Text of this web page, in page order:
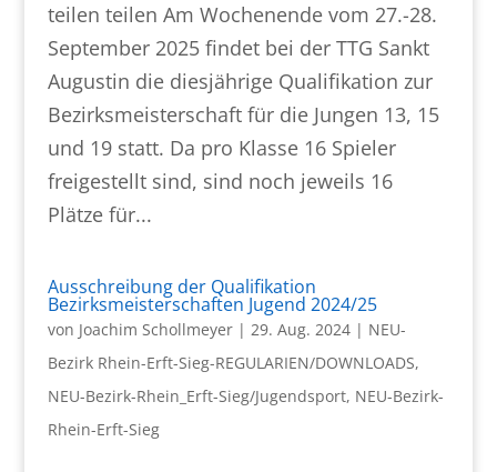
teilen teilen Am Wochenende vom 27.-28.
September 2025 findet bei der TTG Sankt
Augustin die diesjährige Qualifikation zur
Bezirksmeisterschaft für die Jungen 13, 15
und 19 statt. Da pro Klasse 16 Spieler
freigestellt sind, sind noch jeweils 16
Plätze für...
Ausschreibung der Qualifikation
Bezirksmeisterschaften Jugend 2024/25
von Joachim Schollmeyer| 29. Aug. 2024| NEU-
Bezirk Rhein-Erft-Sieg-REGULARIEN/DOWNLOADS,
NEU-Bezirk-Rhein_Erft-Sieg/Jugendsport, NEU-Bezirk-
Rhein-Erft-Sieg